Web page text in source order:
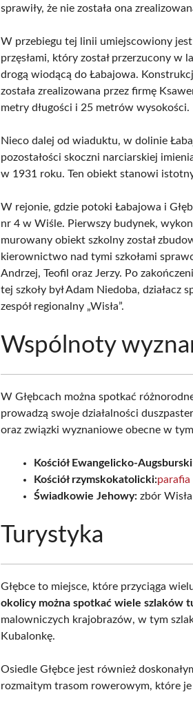
sprawiły, że nie została ona
W przebiegu tej linii umiejscowiony
przęsłami, który został przerzucony
drogą wiodącą do Łabajowa.
została zrealizowana przez firmę
metry długości i 25 metrów wysokości.
Nieco dalej od wiaduktu, w dolinie
pozostałości skoczni narciarskiej
w 1931 roku. Ten obiekt stanowi
W rejonie, gdzie potoki Łabajowa i
nr 4 w Wiśle. Pierwszy budynek,
murowany obiekt szkolny został
kierownictwo nad tymi szkołami
Andrzej, Teofil oraz Jerzy. Po
tej szkoły był Adam Niedoba, działacz
zespół regionalny „Wisła”.
Wspólnoty
W Głębcach można spotkać
prowadzą swoje działalności
oraz związki wyznaniowe obecne w
Kościół Ewangelicko-
Kościół rzymskokatolicki:parafia
Świadkowie Jehowy: zbór
Turystyka
Głębce to miejsce, które przyciąga
okolicy można spotkać wiele szlaków
malowniczych krajobrazów, w tym
Kubalonkę.
Osiedle Głębce jest również
rozmaitym trasom rowerowym, które